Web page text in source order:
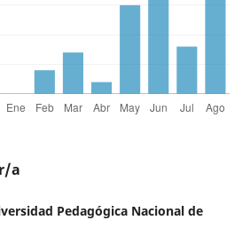
a
Pedagógica Nacional de